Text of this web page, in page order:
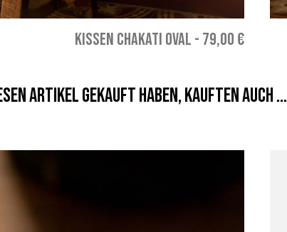
KISSEN CHAKATI OVAL - 79,00 €
Artikel gekauft haben, kauften auch ...